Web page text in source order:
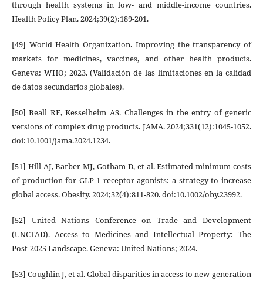
through health systems in low- and middle-income countries.
Health Policy Plan. 2024;39(2):189-201.
[49] World Health Organization. Improving the transparency of
markets for medicines, vaccines, and other health products.
Geneva: WHO; 2023. (Validación de las limitaciones en la calidad
de datos secundarios globales).
[50] Beall RF, Kesselheim AS. Challenges in the entry of generic
versions of complex drug products. JAMA. 2024;331(12):1045-1052.
doi:10.1001/jama.2024.1234.
[51] Hill AJ, Barber MJ, Gotham D, et al. Estimated minimum costs
of production for GLP-1 receptor agonists: a strategy to increase
global access. Obesity. 2024;32(4):811-820. doi:10.1002/oby.23992.
[52] United Nations Conference on Trade and Development
(UNCTAD). Access to Medicines and Intellectual Property: The
Post-2025 Landscape. Geneva: United Nations; 2024.
[53] Coughlin J, et al. Global disparities in access to new-generation